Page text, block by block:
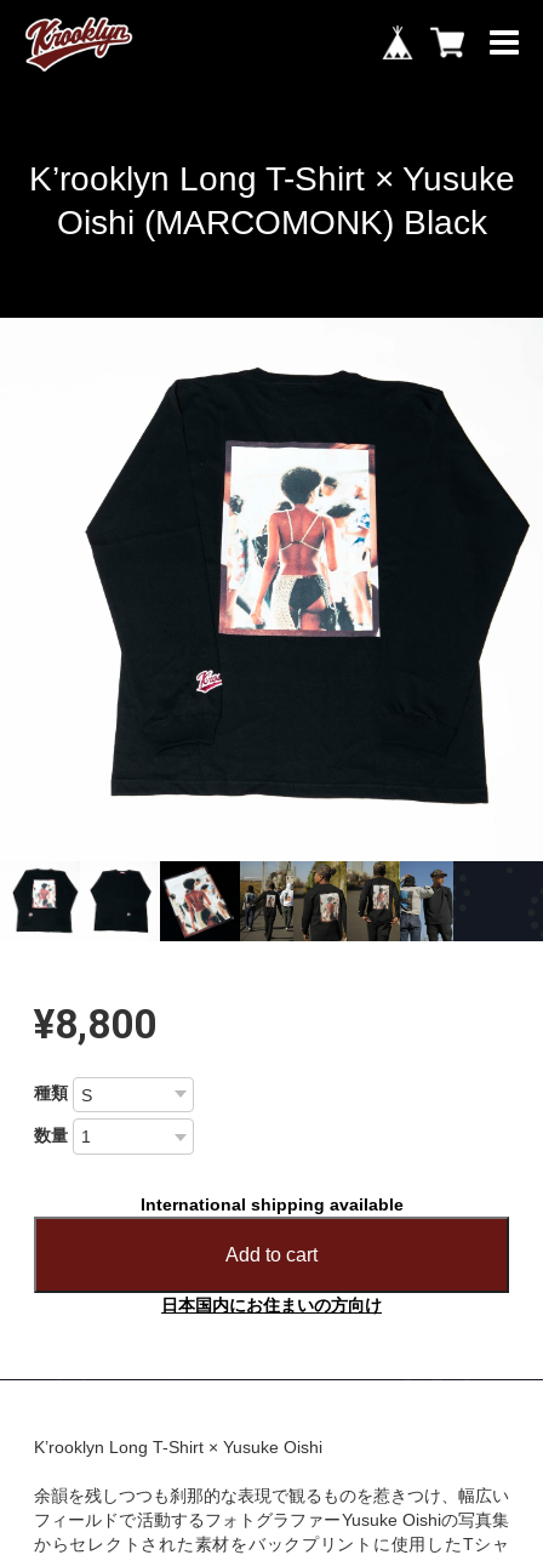
K’rooklyn Long T-Shirt × Yusuke
Oishi (MARCOMONK) Black
¥8,800
種類
数量
International shipping available
Add to cart
日本国内にお住まいの方向け
K’rooklyn Long T-Shirt × Yusuke Oishi
余韻を残しつつも刹那的な表現で観るものを惹きつけ、幅広い
フィールドで活動するフォトグラファーYusuke Oishiの写真集
からセレクトされた素材をバックプリントに使用したTシャ